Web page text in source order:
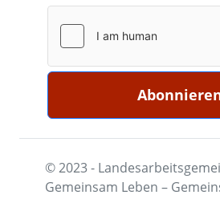
© 2023 -
Gemeinsam Leben –